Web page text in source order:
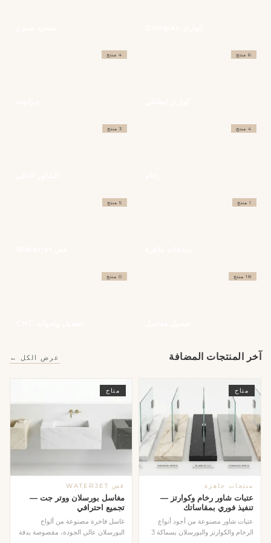
6 منتج 4 منتج
4 منتج 3 منتج
1 منتج 5 منتج
18 منتج 0 منتج
آخر المنتجات المضافة عرض الكل ←
متاح
منتجات جاهزة
عتبات شاور رخام وكوارتز —
تنفيذ فوري بمقاساتك
عتبات شاور مصنوعة من أجود أنواع
الرخام والكوارتز والبورسلان بسماكة 3
متاح
قص WATERJET
مغاسل بورسلان ووتر جت —
تجميع احترافي
غاسل فاخرة مصنوعة من ألواح
البورسلان عالي الجودة، مقصوصة بدقة